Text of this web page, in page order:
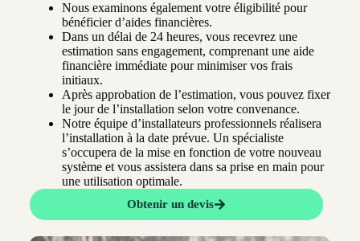
Nous examinons également votre éligibilité pour
bénéficier d’aides financières.
Dans un délai de 24 heures, vous recevrez une
estimation sans engagement, comprenant une aide
financière immédiate pour minimiser vos frais
initiaux.
Après approbation de l’estimation, vous pouvez fixer
le jour de l’installation selon votre convenance.
Notre équipe d’installateurs professionnels réalisera
l’installation à la date prévue. Un spécialiste
s’occupera de la mise en fonction de votre nouveau
système et vous assistera dans sa prise en main pour
une utilisation optimale.
Obtenir un devis